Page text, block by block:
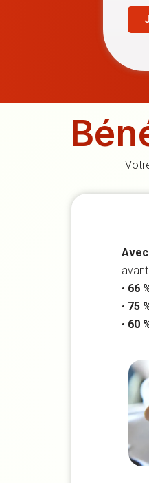
• 66
• 75
• 60